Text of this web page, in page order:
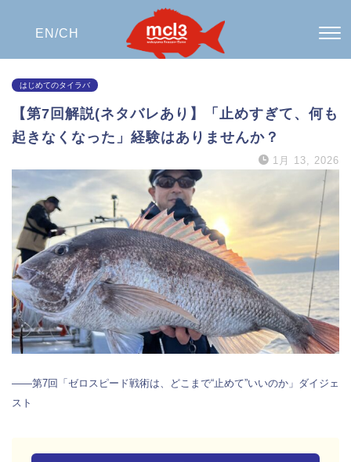
EN/CH
はじめてのタイラバ
【第7回解説(ネタバレあり】「止めすぎて、何も
起きなくなった」経験はありませんか？
1月 13, 2026
――第7回「ゼロスピード戦術は、どこまで“止めて”いいのか」ダイジェ
スト